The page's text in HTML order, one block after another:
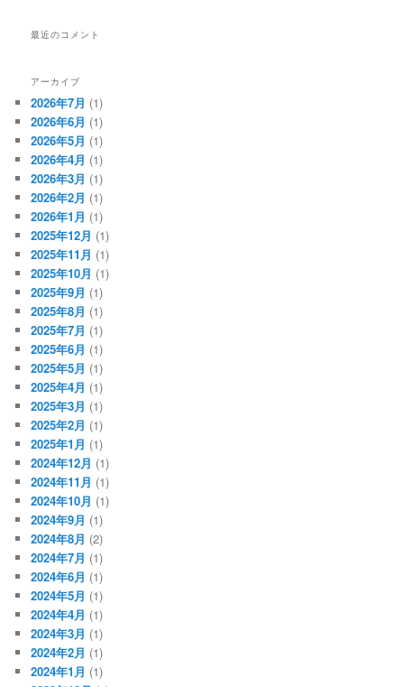
最近のコメント
アーカイブ
2026年7月 (1)
2026年6月 (1)
2026年5月 (1)
2026年4月 (1)
2026年3月 (1)
2026年2月 (1)
2026年1月 (1)
2025年12月 (1)
2025年11月 (1)
2025年10月 (1)
2025年9月 (1)
2025年8月 (1)
2025年7月 (1)
2025年6月 (1)
2025年5月 (1)
2025年4月 (1)
2025年3月 (1)
2025年2月 (1)
2025年1月 (1)
2024年12月 (1)
2024年11月 (1)
2024年10月 (1)
2024年9月 (1)
2024年8月 (2)
2024年7月 (1)
2024年6月 (1)
2024年5月 (1)
2024年4月 (1)
2024年3月 (1)
2024年2月 (1)
2024年1月 (1)